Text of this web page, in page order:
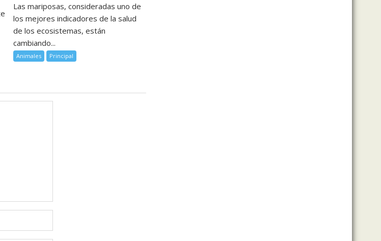
Las mariposas, consideradas uno de
los mejores indicadores de la salud
de los ecosistemas, están
cambiando...
Animales Principal